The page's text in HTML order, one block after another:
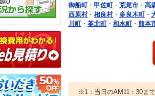
御船町・ 甲佐町・ 荒尾市 ・ 高
西原村・ 相良村・ 多良木町・
川町・ 苓北町・ 和水町・ 熊本
※1：当日のAM11：30ま